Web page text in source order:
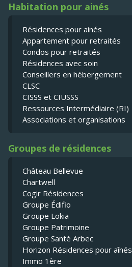
Habitation pour ainés
Résidences pour ainés
Appartement pour retraités
Condos pour retraités
Résidences avec soin
Conseillers en hébergement
CLSC
CISSS et CIUSSS
Ressources Intermédiaire (RI)
Associations et organisations
Groupes de résidences
Château Bellevue
Chartwell
Cogir Résidences
Groupe Édifio
Groupe Lokia
Groupe Patrimoine
Groupe Santé Arbec
Horizon Résidences pour aînés
Immo 1ère